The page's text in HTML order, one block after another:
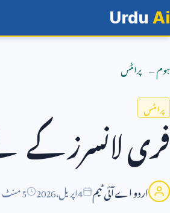
Urdu Ai
ہوم پرامٹس
پرامٹس
فری لانسرز کے
اردو اے آئی ٹیم 4اپریل،2026 5 منٹ مطالعہ